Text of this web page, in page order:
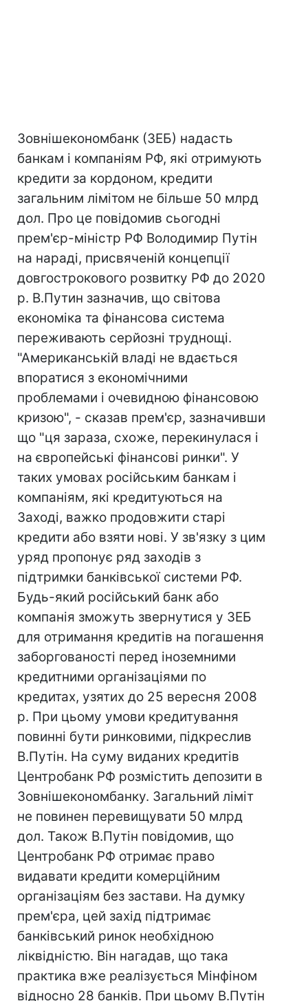
Зовнішекономбанк (ЗЕБ) надасть
банкам і компаніям РФ, які отримують
кредити за кордоном, кредити
загальним лімітом не більше 50 млрд
дол. Про це повідомив сьогодні
прем'єр-міністр РФ Володимир Путін
на нараді, присвяченій концепції
довгострокового розвитку РФ до 2020
р. В.Путин зазначив, що світова
економіка та фінансова система
переживають серйозні труднощі.
"Американській владі не вдається
впоратися з економічними
проблемами і очевидною фінансовою
кризою", - сказав прем'єр, зазначивши
що "ця зараза, схоже, перекинулася і
на європейські фінансові ринки". У
таких умовах російським банкам і
компаніям, які кредитуються на
Заході, важко продовжити старі
кредити або взяти нові. У зв'язку з цим
уряд пропонує ряд заходів з
підтримки банківської системи РФ.
Будь-який російський банк або
компанія зможуть звернутися у ЗЕБ
для отримання кредитів на погашення
заборгованості перед іноземними
кредитними організаціями по
кредитах, узятих до 25 вересня 2008
р. При цьому умови кредитування
повинні бути ринковими, підкреслив
В.Путін. На суму виданих кредитів
Центробанк РФ розмістить депозити в
Зовнішекономбанку. Загальний ліміт
не повинен перевищувати 50 млрд
дол. Також В.Путін повідомив, що
Центробанк РФ отримає право
видавати кредити комерційним
організаціям без застави. На думку
прем'єра, цей захід підтримає
банківський ринок необхідною
ліквідністю. Він нагадав, що така
практика вже реалізується Мінфіном
відносно 28 банків. При цьому В.Путін